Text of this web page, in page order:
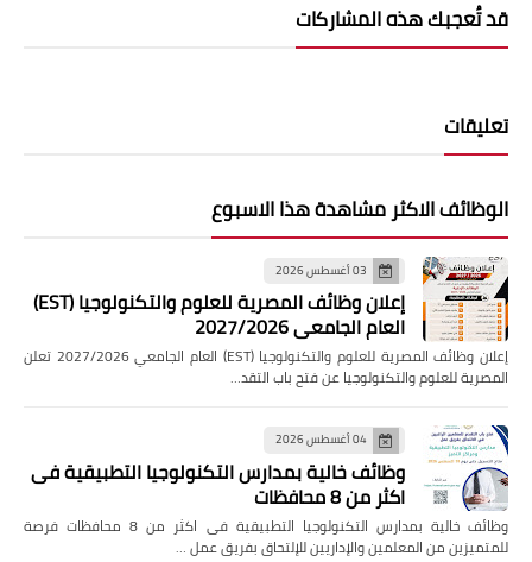
قد تُعجبك هذه المشاركات
تعليقات
الوظائف الاكثر مشاهدة هذا الاسبوع
03 أغسطس 2026
إعلان وظائف المصرية للعلوم والتكنولوجيا (EST)
العام الجامعي 2027/2026
إعلان وظائف المصرية للعلوم والتكنولوجيا (EST) العام الجامعي 2027/2026 تعلن
المصرية للعلوم والتكنولوجيا عن فتح باب التقد…
04 أغسطس 2026
وظائف خالية بمدارس التكنولوجيا التطبيقية فى
اكثر من 8 محافظات
وظائف خالية بمدارس التكنولوجيا التطبيقية فى اكثر من 8 محافظات فرصة
للمتميزين من المعلمين والإداريين للإلتحاق بفريق عمل …